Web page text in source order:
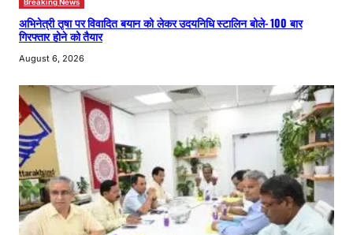
Breaking News
अभिनेत्री तृषा पर विवादित बयान को लेकर उदयनिधि स्टालिन बोले- 100 बार
गिरफ्तार होने को तैयार
August 6, 2026